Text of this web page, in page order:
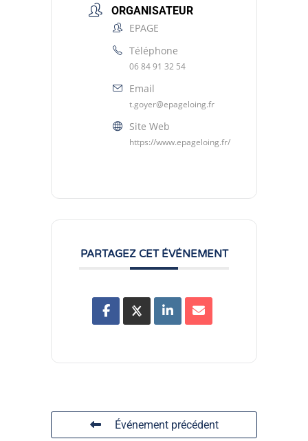
ORGANISATEUR
EPAGE
Téléphone
06 84 91 32 54
Email
t.goyer@epageloing.fr
Site Web
https://www.epageloing.fr/
PARTAGEZ CET ÉVÉNEMENT
Événement précédent